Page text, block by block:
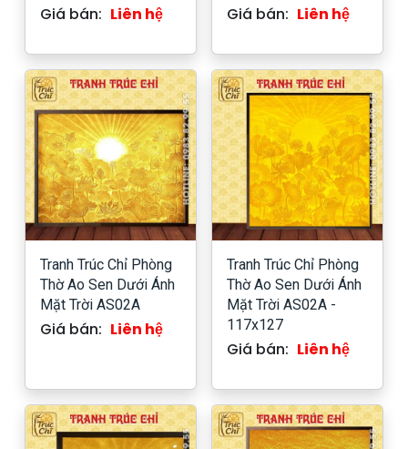
Giá bán: Liên hệ Giá bán: Liên hệ
Tranh Trúc Chỉ Phòng
Thờ Ao Sen Dưới Ánh
Mặt Trời AS02A
Giá bán: Liên hệ
Tranh Trúc Chỉ Phòng
Thờ Ao Sen Dưới Ánh
Mặt Trời AS02A -
117x127
Giá bán: Liên hệ